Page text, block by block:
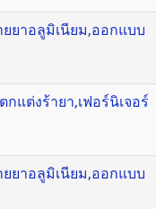
ยยาอลูมิเนียม,ออกแบบ
แต่งร้ายา,เฟอร์นิเจอร์
ยยาอลูมิเนียม,ออกแบบ